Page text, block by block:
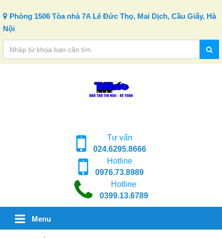
Phòng 1506 Tòa nhà 7A Lê Đức Thọ, Mai Dịch, Cầu Giấy, Hà
Nội
Tư vấn
024.6295.8666
Hotline
0976.73.8989
Hotline
0399.13.6789
Menu